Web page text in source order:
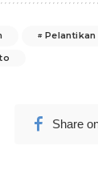
Share